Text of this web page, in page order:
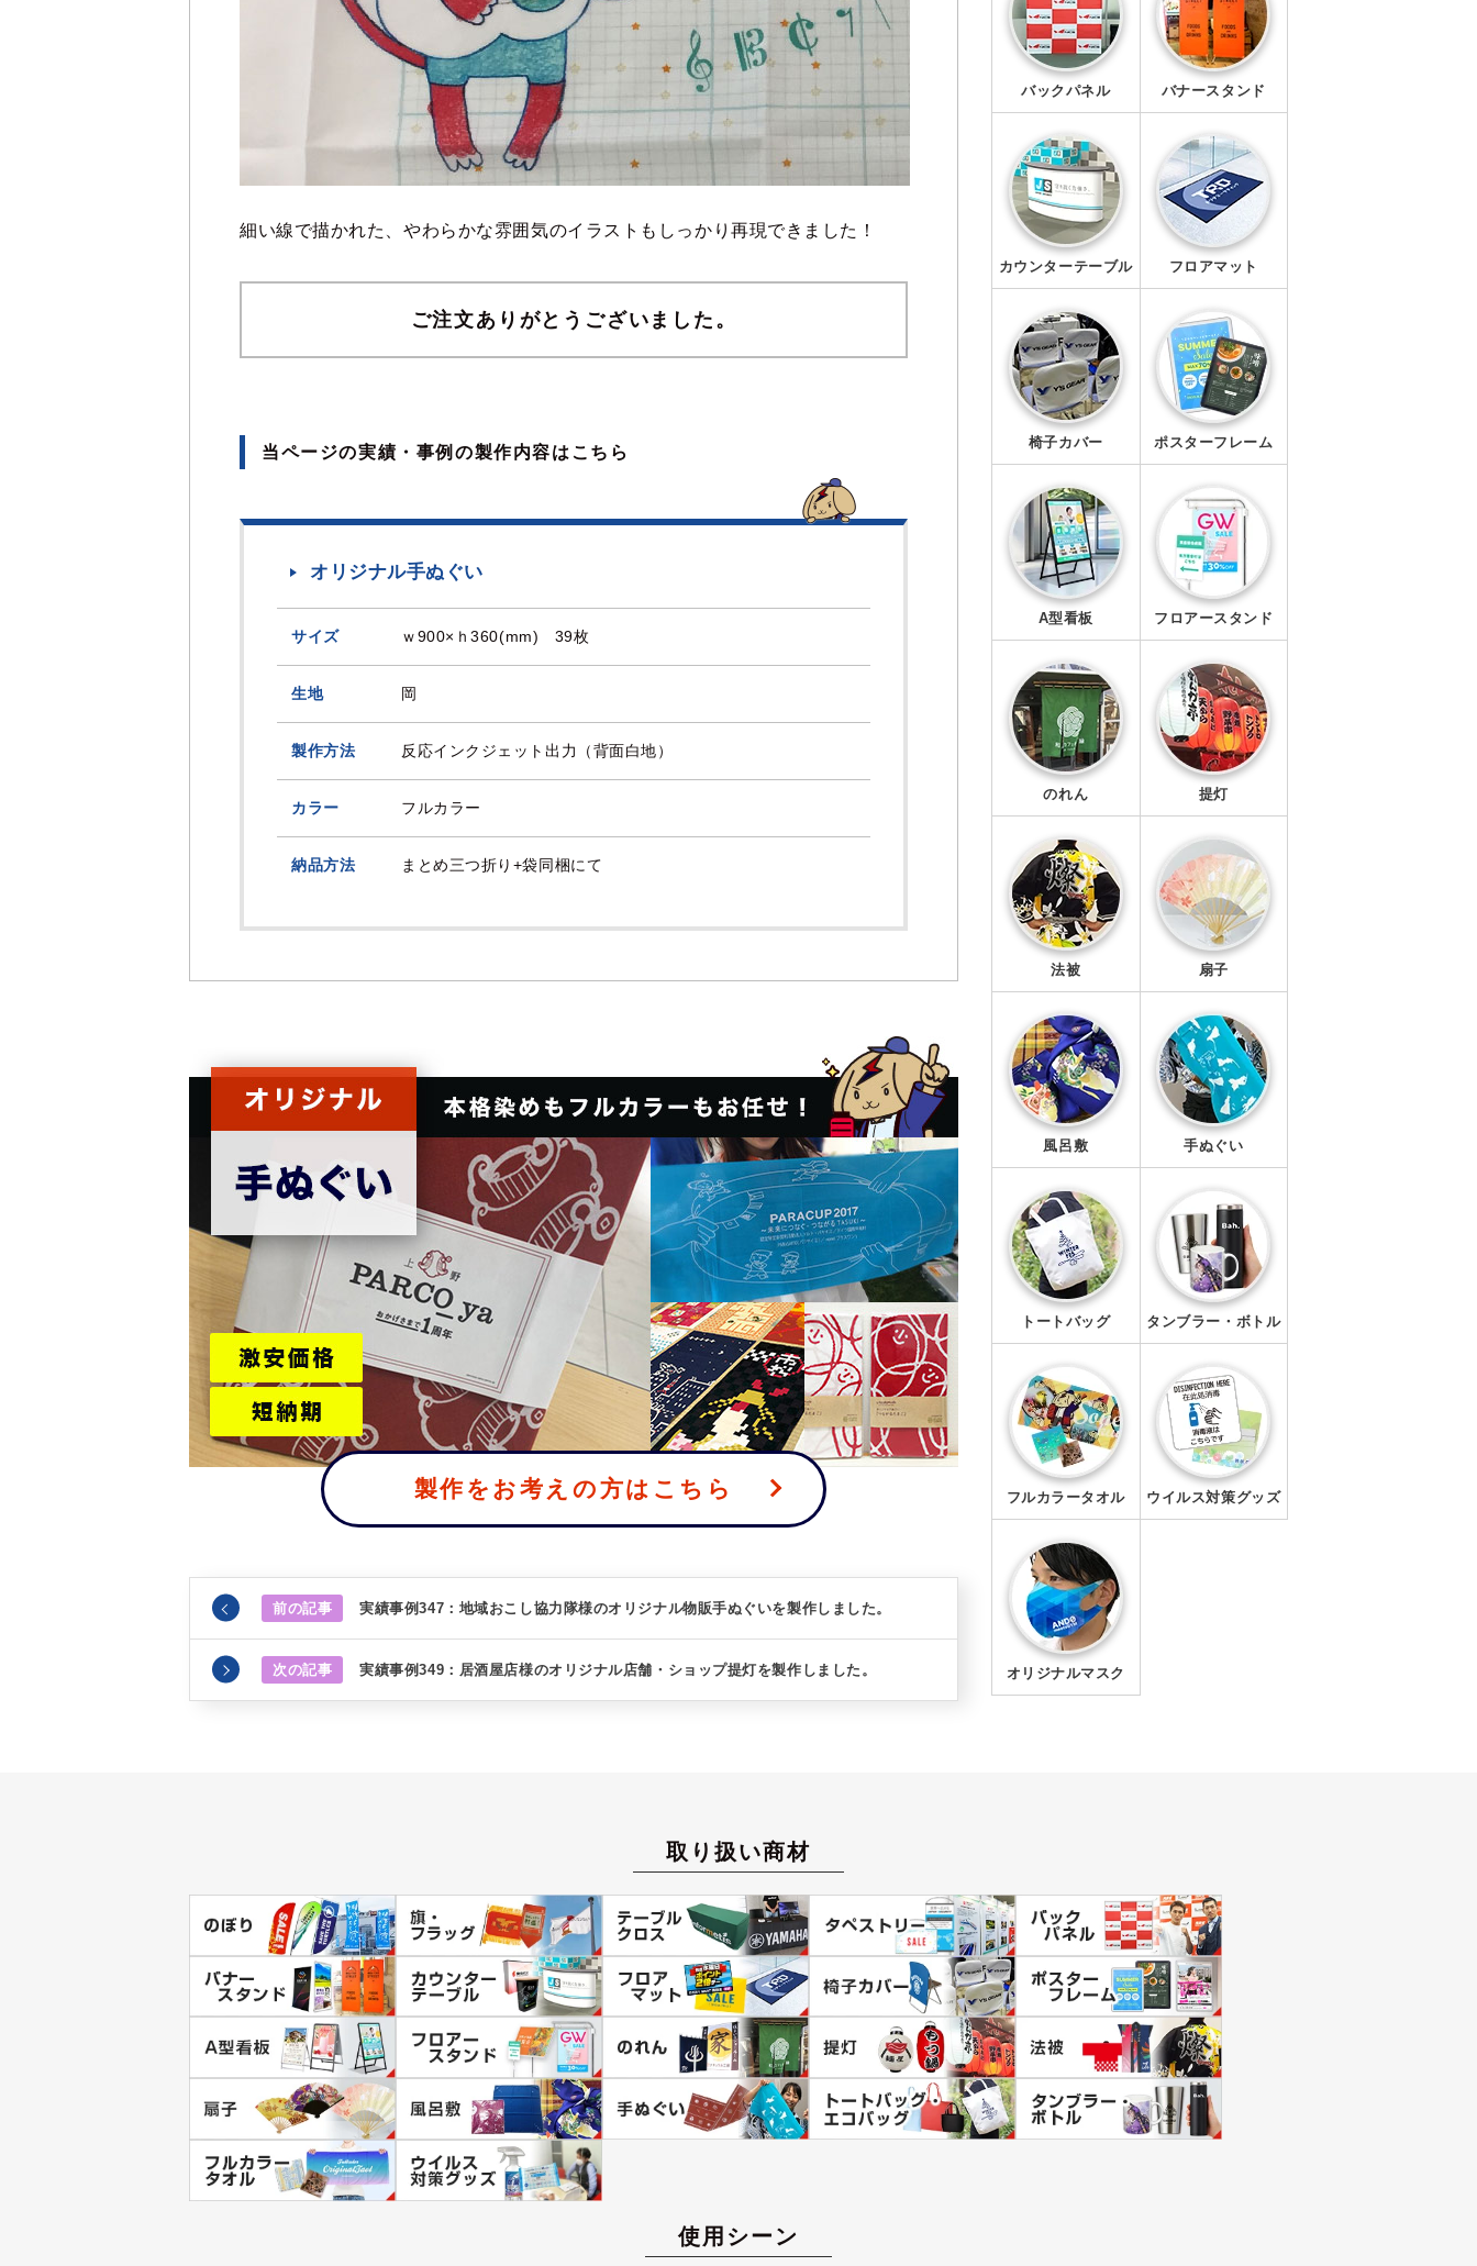
細い線で描かれた、やわらかな雰囲気のイラストもしっかり再現できました！
ご注文ありがとうございました。
当ページの実績・事例の製作内容はこちら
オリジナル手ぬぐい
サイズ ｗ900×ｈ360(mm) 39枚
生地 岡
製作方法 反応インクジェット出力（背面白地）
カラー フルカラー
納品方法 まとめ三つ折り+袋同梱にて
製作をお考えの方はこちら
前の記事 実績事例347：地域おこし協力隊様のオリジナル物販手ぬぐいを製作しました。
次の記事 実績事例349：居酒屋店様のオリジナル店舗・ショップ提灯を製作しました。
マグネット
Ｔシャツ
ブルゾン
ワイシャツ
キャップ
エプロン
マスク
バックパネル バナースタンド
カウンターテーブル フロアマット
椅子カバー ポスターフレーム
A型看板 フロアースタンド
のれん 提灯
法被 扇子
風呂敷 手ぬぐい
トートバッグ タンブラー・ボトル
フルカラータオル ウイルス対策グッズ
オリジナルマスク
取り扱い商材
使用シーン